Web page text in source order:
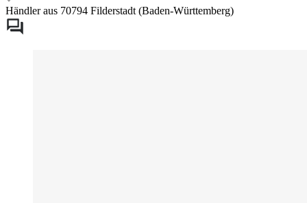
Händler aus 70794 Filderstadt (Baden-Württemberg)